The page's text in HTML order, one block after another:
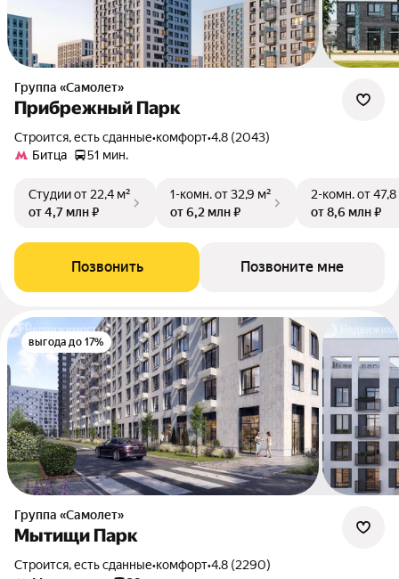
Группа «Самолет»
Прибрежный Парк
Строится, есть сданные•комфорт•4.8 (2043)
Битца
51 мин.
Студииот 22,4 м²
от 4,7 млн ₽
1-комн.от 32,9 м²
от 6,2 млн ₽
2-комн.от
от 8,6 млн ₽
Позвонить Позвоните мне
выгода до 17%
Группа «Самолет»
Мытищи Парк
Строится, есть сданные•комфорт•4.8 (2290)